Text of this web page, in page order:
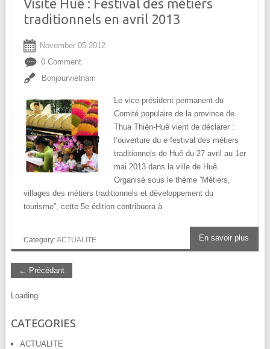
Visite Huê : Festival des métiers
traditionnels en avril 2013
November 05.2012.
0 Comment
Bonjourvietnam
Le vice-président permanent du
Comité populaire de la province de
Thua Thiên-Huê vient de déclarer :
l’ouverture du e festival des métiers
traditionnels de Huê du 27 avril au 1er
mai 2013 dans la ville de Huê.
Organisé sous le thème ”Métiers,
villages des métiers traditionnels et développement du
tourisme”, cette 5e édition contribuera à
Category:ACTUALITE En savoir plus
← Précédant
Loading
CATEGORIES
ACTUALITE